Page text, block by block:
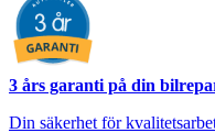
3 års garanti på din
Din säkerhet för